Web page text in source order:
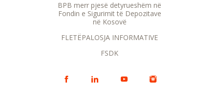
BPB merr pjesë detyrueshëm në
Fondin e Sigurimit të Depozitave
në Kosovë
FLETËPALOSJA INFORMATIVE
FSDK